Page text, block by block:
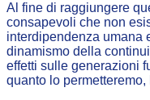
Al fine di raggiungere
consapevoli che non
interdipendenza umana
dinamismo della
effetti sulle generazioni
quanto lo